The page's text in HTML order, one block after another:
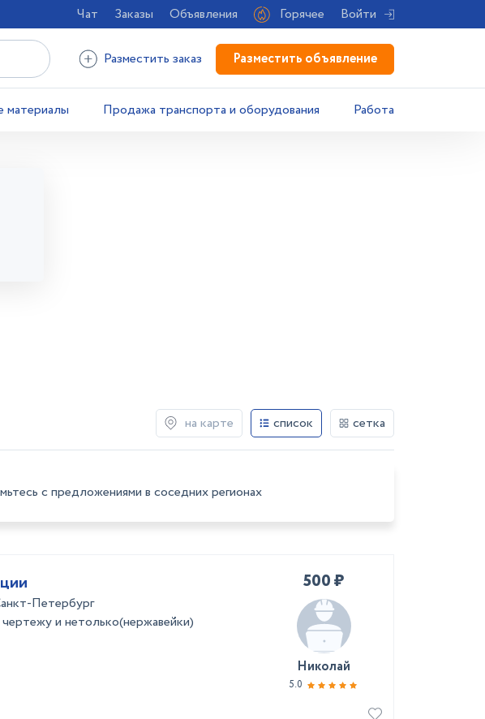
Чат Заказы Объявления Горячее Войти
Разместить заказ Разместить объявление
материалы Продажа транспорта и оборудования Работа
на карте список сетка
с предложениями в соседних регионах
Петербург
и нетолько(нержавейки)
500 ₽
Николай
5.0